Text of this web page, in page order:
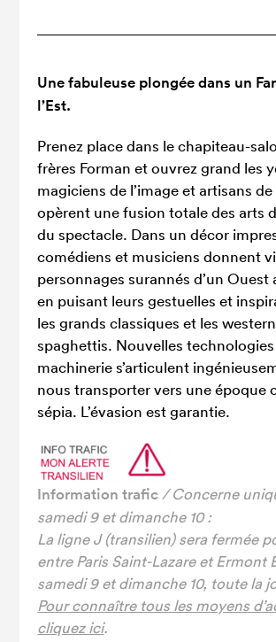
Une fabuleuse plongée dans un
l’Est.
Prenez place dans le chapiteau-
frères Forman et ouvrez grand les
magiciens de l’image et artisans
opèrent une fusion totale des arts
du spectacle. Dans un décor
comédiens et musiciens donnent
personnages surannés d’un Ouest
en puisant leurs gestuelles et
les grands classiques et les
spaghettis. Nouvelles
machinerie s’articulent
nous transporter vers une époque
sépia. L’évasion est garantie.
Information trafic / Concerne
samedi 9 et dimanche 10 :
La ligne J (transilien) sera fermée
entre Paris Saint-Lazare et Ermont
samedi 9 et dimanche 10, toute la
Pour connaître tous les moyens
cliquez ici.